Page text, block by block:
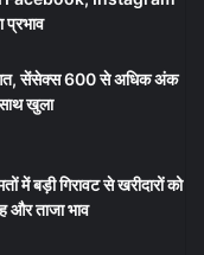
सेंसेक्स 600 से अधिक अंक
खुला
में बड़ी गिरावट से खरीदारों को
और ताजा भाव